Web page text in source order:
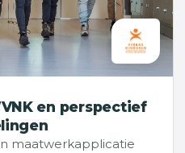
en perspectief
maatwerkapplicatie